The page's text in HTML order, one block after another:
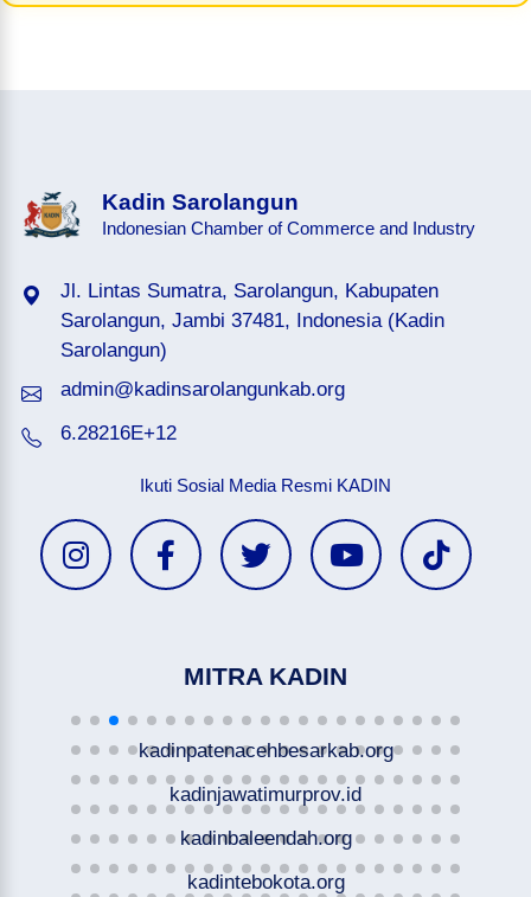
Kadin Sarolangun
Indonesian Chamber of Commerce and Industry
Jl. Lintas Sumatra, Sarolangun, Kabupaten
Sarolangun, Jambi 37481, Indonesia (Kadin
Sarolangun)
admin@kadinsarolangunkab.org
6.28216E+12
Ikuti Sosial Media Resmi KADIN
MITRA KADIN
kadinpatenacehbesarkab.org
kadinjawatimurprov.id
kadinbaleendah.org
kadintebokota.org